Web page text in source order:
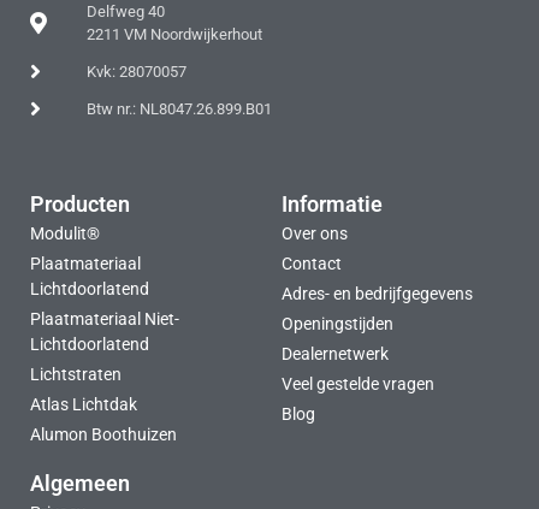
Delfweg 40
2211 VM Noordwijkerhout
Kvk: 28070057
Btw nr.: NL8047.26.899.B01
Producten
Modulit®
Plaatmateriaal
Lichtdoorlatend
Plaatmateriaal Niet-
Lichtdoorlatend
Lichtstraten
Atlas Lichtdak
Alumon Boothuizen
Algemeen
Informatie
Over ons
Contact
Adres- en bedrijfgegevens
Openingstijden
Dealernetwerk
Veel gestelde vragen
Blog